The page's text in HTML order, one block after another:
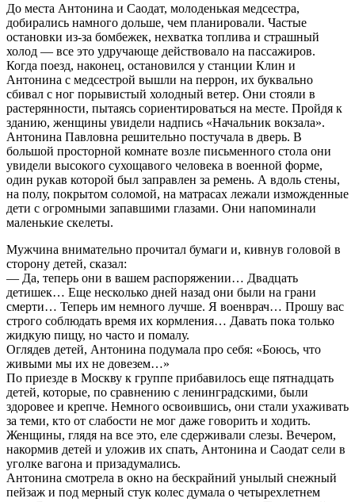
До места Антонина и Саодат, молоденькая медсестра,
добирались намного дольше, чем планировали. Частые
остановки из-за бомбежек, нехватка топлива и страшный
холод — все это удручающе действовало на пассажиров.
Когда поезд, наконец, остановился у станции Клин и
Антонина с медсестрой вышли на перрон, их буквально
сбивал с ног порывистый холодный ветер. Они стояли в
растерянности, пытаясь сориентироваться на месте. Пройдя к
зданию, женщины увидели надпись «Начальник вокзала».
Антонина Павловна решительно постучала в дверь. В
большой просторной комнате возле письменного стола они
увидели высокого сухощавого человека в военной форме,
один рукав которой был заправлен за ремень. А вдоль стены,
на полу, покрытом соломой, на матрасах лежали изможденные
дети с огромными запавшими глазами. Они напоминали
маленькие скелеты.
Мужчина внимательно прочитал бумаги и, кивнув головой в
сторону детей, сказал:
— Да, теперь они в вашем распоряжении… Двадцать
детишек… Еще несколько дней назад они были на грани
смерти… Теперь им немного лучше. Я военврач… Прошу вас
строго соблюдать время их кормления… Давать пока только
жидкую пищу, но часто и помалу.
Оглядев детей, Антонина подумала про себя: «Боюсь, что
живыми мы их не довезем…»
По приезде в Москву к группе прибавилось еще пятнадцать
детей, которые, по сравнению с ленинградскими, были
здоровее и крепче. Немного освоившись, они стали ухаживать
за теми, кто от слабости не мог даже говорить и ходить.
Женщины, глядя на все это, еле сдерживали слезы. Вечером,
накормив детей и уложив их спать, Антонина и Саодат сели в
уголке вагона и призадумались.
Антонина смотрела в окно на бескрайний унылый снежный
пейзаж и под мерный стук колес думала о четырехлетнем